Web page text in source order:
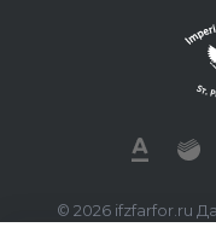
© 2026 ifzfarfor.ru